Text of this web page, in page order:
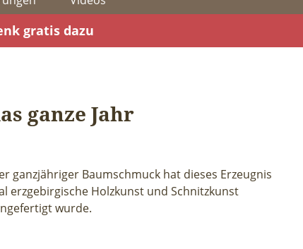
gratis dazu
ganze Jahr
ganzjähriger Baumschmuck hat dieses Erzeugnis
erzgebirgische Holzkunst und Schnitzkunst
wurde.